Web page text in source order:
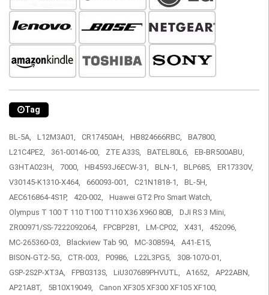
Tag
BL-5A, L12M3A01, CR17450AH, HB824666RBC,
BA7800,
L21C4PE2,
361-00146-00, ZTE A33S, BATEL80L6,
EB-BR500ABU,
G3HTA023H,
7000, HB4593J6ECW-31, BLN-1, BLP685,
ER17330V,
V30145-K1310-X464,
660093-001, C21N1818-1,
BL-5H,
AEC616864-4S1P,
420-002,
Huawei GT2 Pro Smart Watch,
Olympus T 100 T 110 T100 T110 X36 X960 80B,
DJI RS 3 Mini,
ZR00971/SS-7222092064,
FPCBP281, LM-CP02, X431,
452096,
MC-265360-03,
Blackview Tab 90, MC-308594,
A41-E15,
BISON-GT2-5G,
CTR-003, P0986, L22L3PG5,
308-1070-01,
GSP-2S2P-XT3A,
FPB0313S, LiU307689PHVUTL, A1652,
AP22ABN,
AP21A8T,
5B10X19049, Canon XF305 XF300 XF105 XF100,